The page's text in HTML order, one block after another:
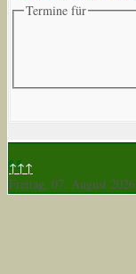
Termine für
↑↑↑
Freitag, 07. August 2026